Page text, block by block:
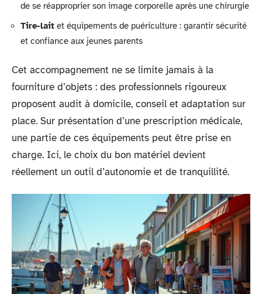
de se réapproprier son image corporelle après une chirurgie
Tire-lait et équipements de puériculture : garantir sécurité
et confiance aux jeunes parents
Cet accompagnement ne se limite jamais à la
fourniture d’objets : des professionnels rigoureux
proposent audit à domicile, conseil et adaptation sur
place. Sur présentation d’une prescription médicale,
une partie de ces équipements peut être prise en
charge. Ici, le choix du bon matériel devient
réellement un outil d’autonomie et de tranquillité.